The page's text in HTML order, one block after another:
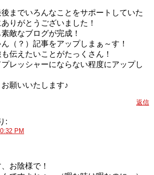
までいろんなことをサポートしていた
りがとうございました！
敵なブログが完成！
（？）記事をアップしまぁ～す！
伝えたいことがたっくさん！
プレッシャーにならない程度にアップし
願いいたします♪
返信
:
PM
お陰様で！